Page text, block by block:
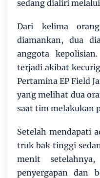
sedang dialiri
Dari kelima
diamankan, dua
anggota
terjadi akibat
Pertamina EP Field
yang melihat dua
saat tim melakukan
Setelah mendapati
truk bak tinggi
menit
penyergapan dan